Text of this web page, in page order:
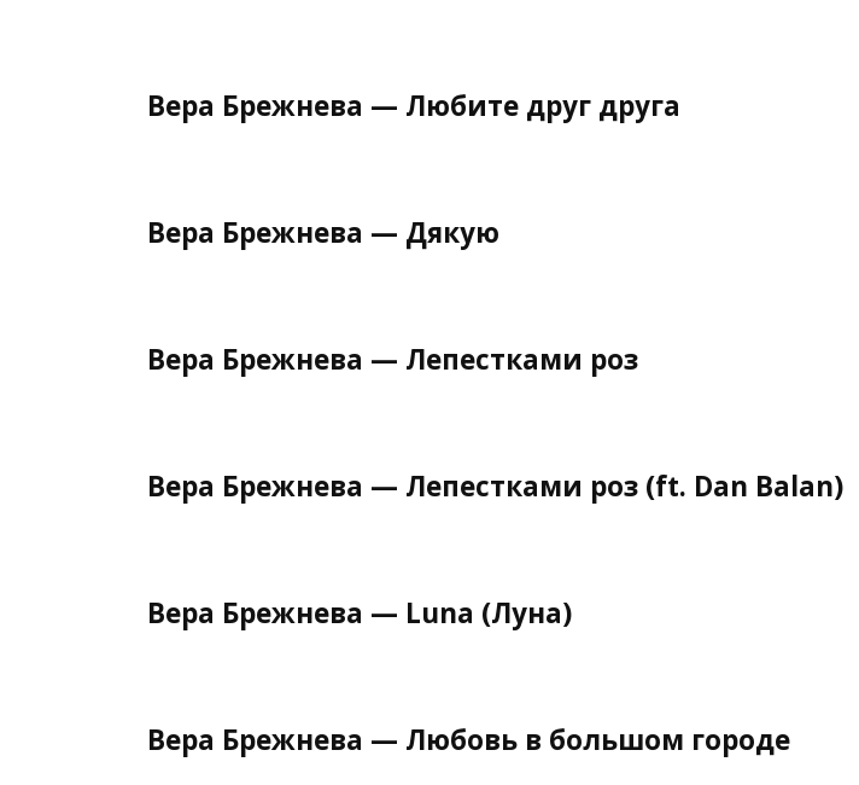
Вера Брежнева — Любите друг друга
Вера Брежнева — Дякую
Вера Брежнева — Лепестками роз
Вера Брежнева — Лепестками роз (ft. Dan Balan)
Вера Брежнева — Luna (Луна)
Вера Брежнева — Любовь в большом городе